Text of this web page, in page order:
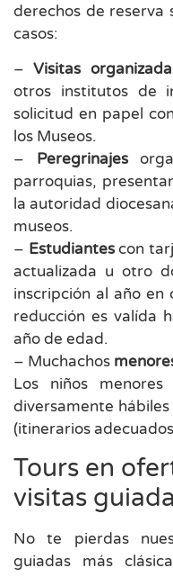
derechos de reserva
casos:
–Visitas
otros institutos de
solicitud en papel
los Museos.
– Peregrinajes
parroquias,
la autoridad
museos.
– Estudiantescon
actualizada u otro
inscripción al año
reducción es valída
año de edad.
– Muchachos
Los niños
diversamente
(itinerarios
Tours en
visitas
No te pierdas
guiadas más